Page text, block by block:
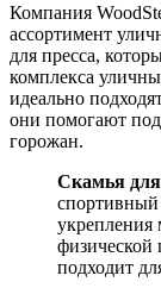
Компания
ассортимент
для пресса,
комплекса
идеально
они помогают
горожан.
Скамья
спортивный
физической
подходит